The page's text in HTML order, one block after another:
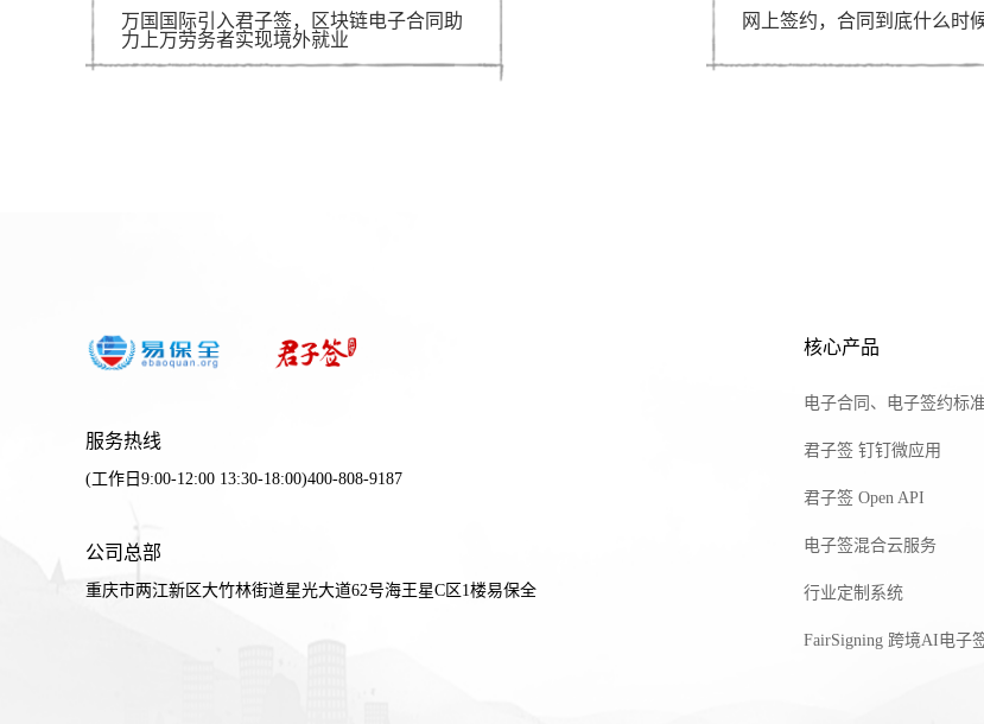
万国国际引入君子签，区块链电子合同助
力上万劳务者实现境外就业
网上签约，合同到底什么时
服务热线
(工作日9:00-12:00 13:30-18:00)400-808-9187
公司总部
重庆市两江新区大竹林街道星光大道62号海王星C区1楼易保全
核心产品
电子合同、电子签约标准
君子签 钉钉微应用
君子签 Open API
电子签混合云服务
行业定制系统
FairSigning 跨境AI电子